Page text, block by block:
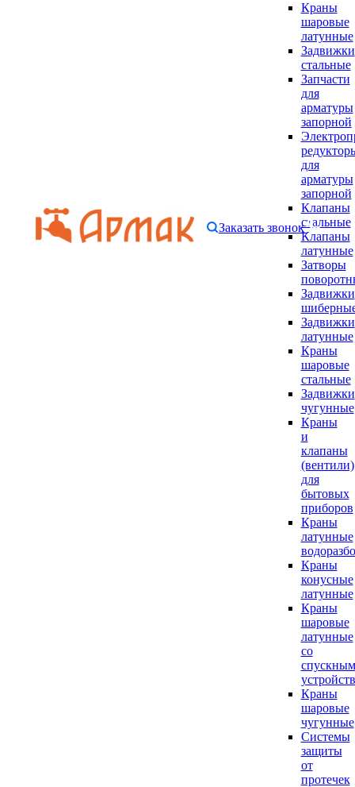
Краны
шаровые
латунные
Задвижки
стальные
Запчасти
для
арматуры
запорной
для
арматуры
запорной
Клапаны
стальные
Клапаны
латунные
Затворы
Задвижки
Задвижки
латунные
Краны
шаровые
стальные
Задвижки
чугунные
Краны
и
клапаны
(вентили)
для
бытовых
приборов
Краны
латунные
Краны
конусные
латунные
Краны
шаровые
латунные
со
спускным
Краны
шаровые
чугунные
Системы
защиты
от
протечек
Заказать звонок